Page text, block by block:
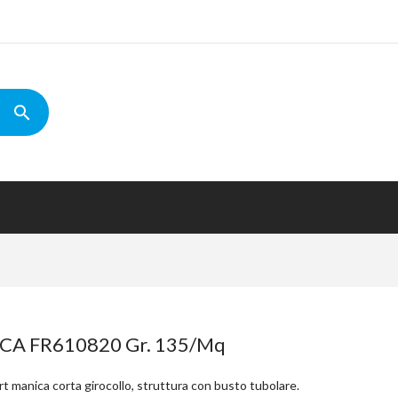
FR610820 Gr. 135/mq
manica corta girocollo, struttura con busto tubolare.